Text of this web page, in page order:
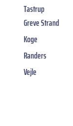
Tastrup
Greve Strand
Koge
Randers
Vejle